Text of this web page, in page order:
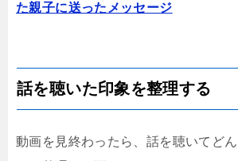
た親子に送ったメッセージ
話を聴いた印象を整理する
動画を見終わったら、話を聴いてど